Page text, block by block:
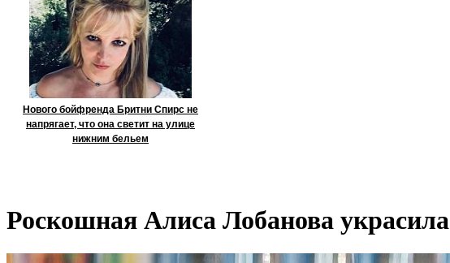
Нового бойфренда Бритни Спирс не
напрягает, что она светит на улице
нижним бельем
Роскошная Алиса Лобанова